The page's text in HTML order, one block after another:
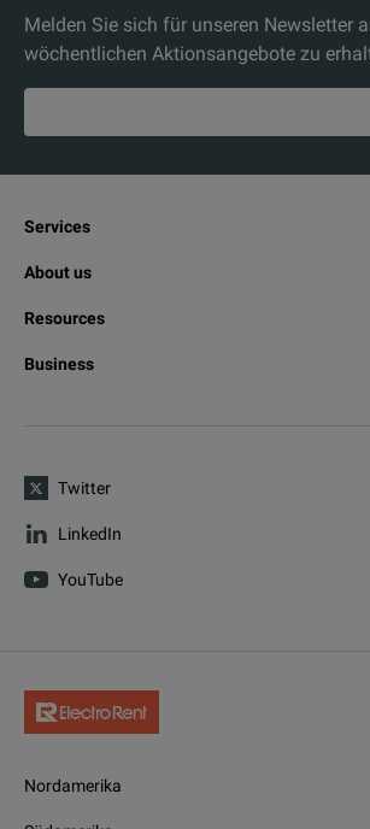
Melden Sie sich für unseren Newsletter
wöchentlichen Aktionsangebote zu
Services
About us
Resources
Business
Twitter
LinkedIn
YouTube
Nordamerika